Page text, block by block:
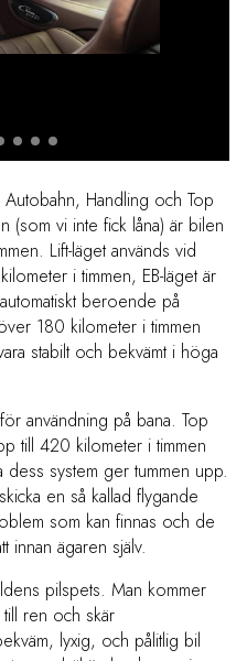
Handling och Top
(som vi inte fick låna) är bilen
Lift-läget används vid
i timmen, EB-läget är
beroende på
180 kilometer i timmen
stabilt och bekvämt i höga
användning på bana. Top
till 420 kilometer i timmen
dess system ger tummen upp.
en så kallad flygande
som kan finnas och de
innan ägaren själv.
pilspets. Man kommer
ren och skär
lyxig, och pålitlig bil